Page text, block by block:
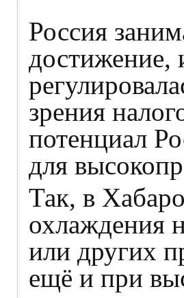
Россия
достижение,
зрения
потенциал
для
Так, в
охлаждения
или других
ещё и при